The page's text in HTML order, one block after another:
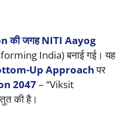
की जगह NITI Aayog
India) बनाई गई। यह
Up Approachपर
2047– “Viksit
की है।